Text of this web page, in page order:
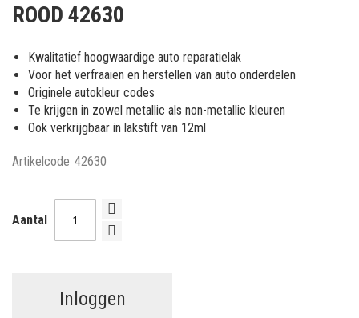
van
afbeeldingen-
gallerij
ROOD 42630
Kwalitatief hoogwaardige auto reparatielak
Voor het verfraaien en herstellen van auto onderdelen
Originele autokleur codes
Te krijgen in zowel metallic als non-metallic kleuren
Ook verkrijgbaar in lakstift van 12ml
Artikelcode 42630
Aantal
Inloggen